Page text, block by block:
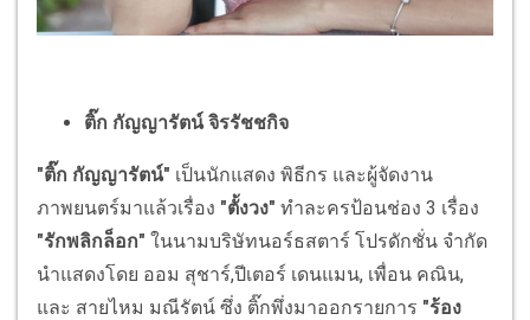
ติ๊ก กัญญารัตน์ จิรรัชชกิจ
"ติ๊ก กัญญารัตน์" เป็นนักแสดง พิธีกร และผู้จัดงาน
ภาพยนตร์มาแล้วเรื่อง "ตั้งวง" ทำละครป้อนช่อง 3 เรื่อง
"รักพลิกล็อก" ในนามบริษัทนอร์ธสตาร์ โปรดักชั่น จำกัด
นำแสดงโดย ออม สุชาร์,ปีเตอร์ เดนแมน, เพื่อน คณิน,
และ สายไหม มณีรัตน์ ซึ่ง ติ๊กพึ่งมาออกรายการ "ร้อง